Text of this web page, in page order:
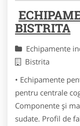
BISTRITA
Echipamente
Bistrita
• Echipamente
pentru centrale
Componente şi
sudate. Profil de